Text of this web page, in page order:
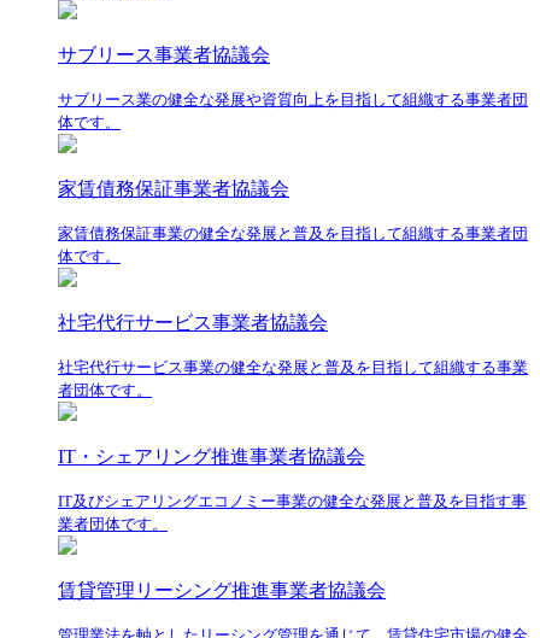
サブリース事業者協議会
サブリース業の健全な発展や資質向上を目指して組織する事業者団
体です。
家賃債務保証事業者協議会
家賃債務保証事業の健全な発展と普及を目指して組織する事業者団
体です。
社宅代行サービス事業者協議会
社宅代行サービス事業の健全な発展と普及を目指して組織する事業
者団体です。
IT・シェアリング推進事業者協議会
IT及びシェアリングエコノミー事業の健全な発展と普及を目指す事
業者団体です。
賃貸管理リーシング推進事業者協議会